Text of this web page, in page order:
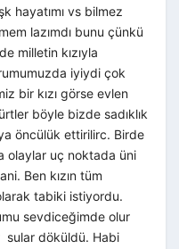
hayatımı vs bilmez
lazımdı bunu çünkü
milletin kızıyla
iyiydi çok
bir kızı görse evlen
böyle bizde sadıklık
öncülük ettirilirc. Birde
olaylar uç noktada üni
Ben kızın tüm
tabiki istiyordu.
sevdiceğimde olur
sular döküldü. Habi